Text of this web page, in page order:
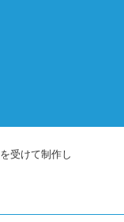
を受けて制作し